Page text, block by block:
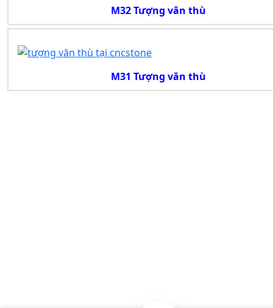
M32 Tượng văn thù
M31 Tượng văn thù